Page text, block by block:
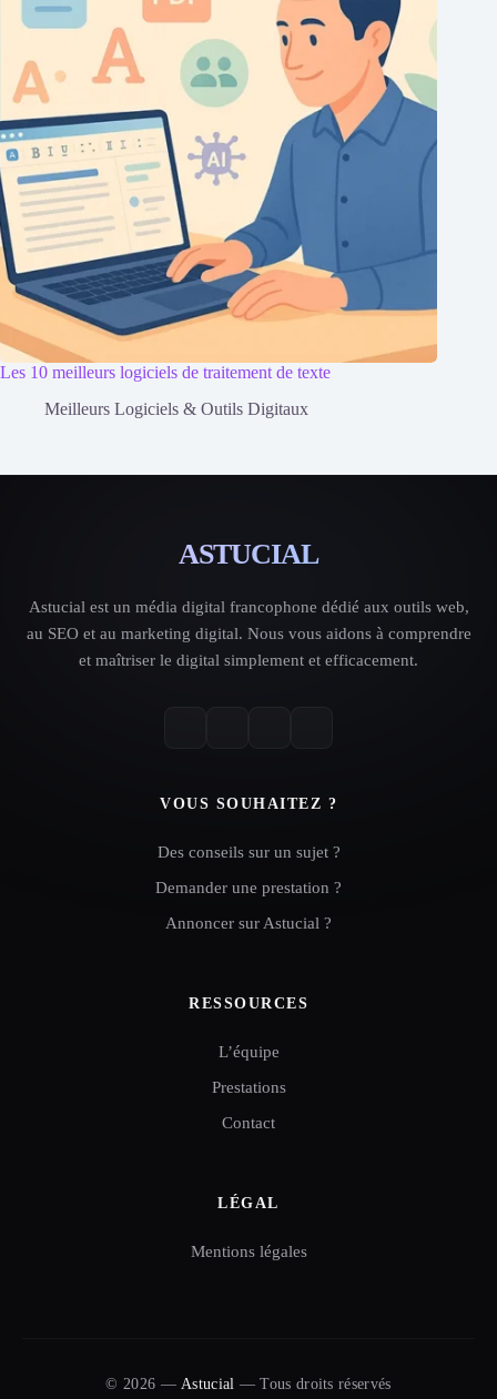
Les 10 meilleurs logiciels de traitement de texte
Meilleurs Logiciels & Outils Digitaux
ASTUCIAL
Astucial est un média digital francophone dédié aux outils web,
au SEO et au marketing digital. Nous vous aidons à comprendre
et maîtriser le digital simplement et efficacement.
VOUS SOUHAITEZ ?
Des conseils sur un sujet ?
Demander une prestation ?
Annoncer sur Astucial ?
RESSOURCES
L’équipe
Prestations
Contact
LÉGAL
Mentions légales
© 2026 — Astucial — Tous droits réservés